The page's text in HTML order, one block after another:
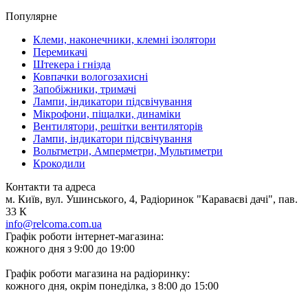
Популярне
Клеми, наконечники, клемні ізолятори
Перемикачі
Штекера і гнізда
Ковпачки вологозахисні
Запобіжники, тримачі
Лампи, індикатори підсвічування
Мікрофони, піщалки, динаміки
Вентилятори, решітки вентиляторів
Лампи, індикатори підсвічування
Вольтметри, Амперметри, Мультиметри
Крокодили
Контакти та адреса
м. Київ, вул. Ушинського, 4, Радіоринок "Караваєві дачі", пав.
33 К
info@relcoma.com.ua
Графік роботи інтернет-магазина:
кожного дня з 9:00 до 19:00
Графік роботи магазина на радіоринку:
кожного дня, окрім понеділка, з 8:00 до 15:00